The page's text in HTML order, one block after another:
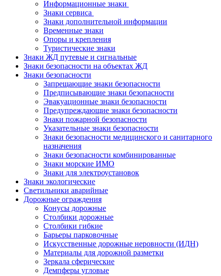
Информационные знаки
Знаки сервиса
Знаки дополнительной информации
Временные знаки
Опоры и крепления
Туристические знаки
Знаки ЖД путевые и сигнальные
Знаки безопасности на объектах ЖД
Знаки безопасности
Запрещающие знаки безопасности
Предписывающие знаки безопасности
Эвакуационные знаки безопасности
Предупреждающие знаки безопасности
Знаки пожарной безопасности
Указательные знаки безопасности
Знаки безопасности медицинского и санитарного
назначения
Знаки безопасности комбинированные
Знаки морские ИМО
Знаки для электроустановок
Знаки экологические
Светильники аварийные
Дорожные ограждения
Конусы дорожные
Столбики дорожные
Столбики гибкие
Барьеры парковочные
Искусственные дорожные неровности (ИДН)
Материалы для дорожной разметки
Зеркала сферические
Демпферы угловые